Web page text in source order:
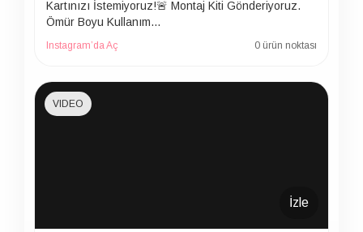
Kartınızı İstemiyoruz!🚨 Montaj Kiti Gönderiyoruz.
Ömür Boyu Kullanım…
Instagram’da Aç 0 ürün noktası
İzle
VIDEO